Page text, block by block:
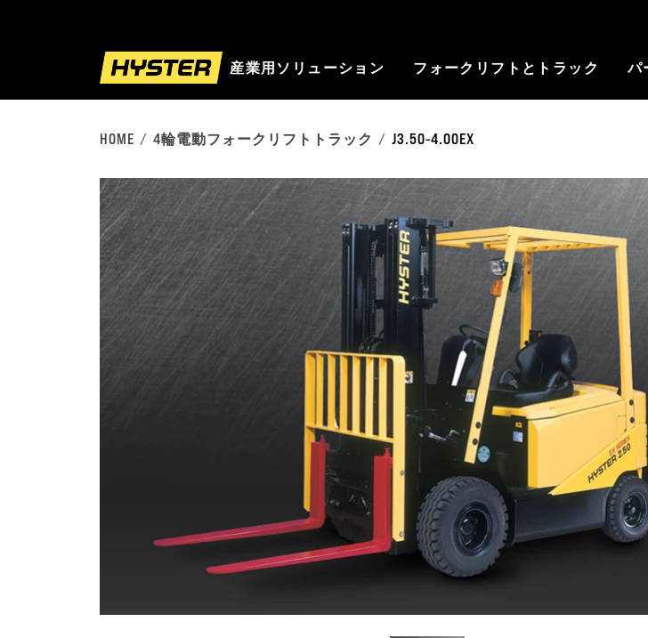
産業用ソリューション フォークリフトとトラック パ
HOME 4輪電動フォークリフトトラック J3.50-4.00EX